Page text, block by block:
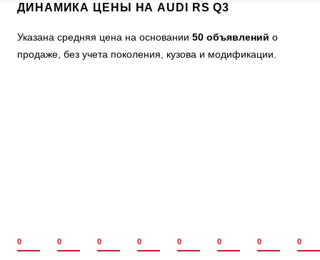
ДИНАМИКА ЦЕНЫ НА AUDI RS Q3
Указана средняя цена на основании 50 объявлений о
продаже, без учета поколения, кузова и модификации.
0 0 0 0 0 0 0 0